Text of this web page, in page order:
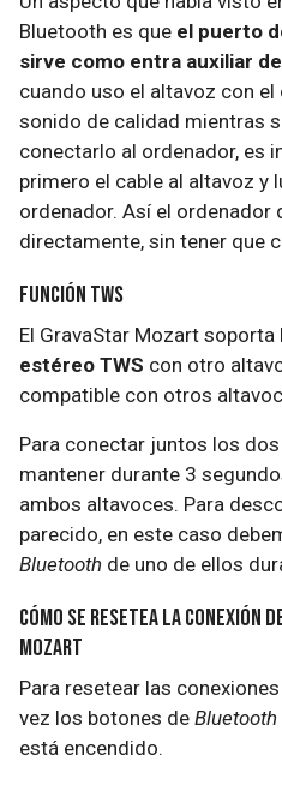
Bluetooth es que el puerto
sirve como entra auxiliar
cuando uso el altavoz con
sonido de calidad mientras
conectarlo al ordenador, es
primero el cable al altavoz y
ordenador. Así el ordenador
directamente, sin tener que
Función TWS
El GravaStar Mozart soporta
estéreo TWS con otro
compatible con otros
Para conectar juntos los
mantener durante 3
ambos altavoces. Para
parecido, en este caso
Bluetooth de uno de ellos
Cómo se resetea la conexión
Mozart
Para resetear las
vez los botones de Bluetooth
está encendido.